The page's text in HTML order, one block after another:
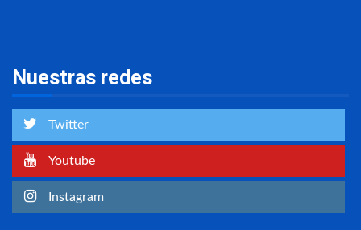
Nuestras redes
Twitter
Youtube
Instagram